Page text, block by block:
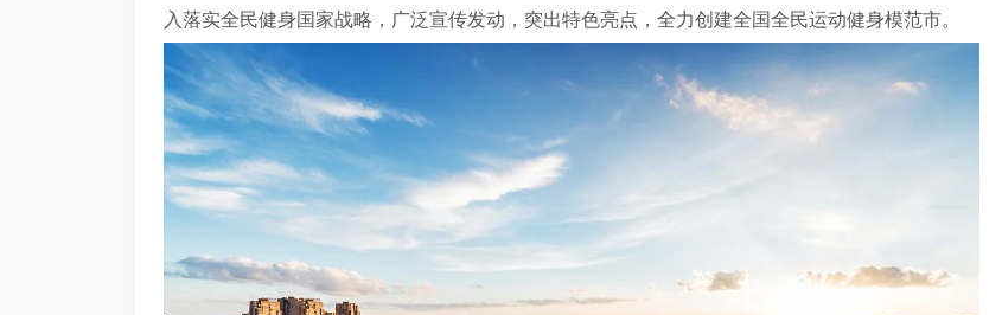
入落实全民健身国家战略，广泛宣传发动，突出特色亮点，全力创建全国全民运动健身模范市。